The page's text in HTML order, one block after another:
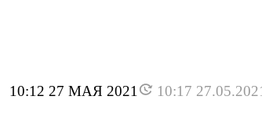
10:12 27 МАЯ 2021 10:17